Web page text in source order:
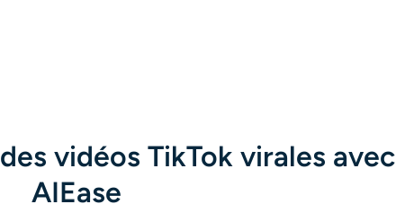
vidéos TikTok virales avec
AIEase